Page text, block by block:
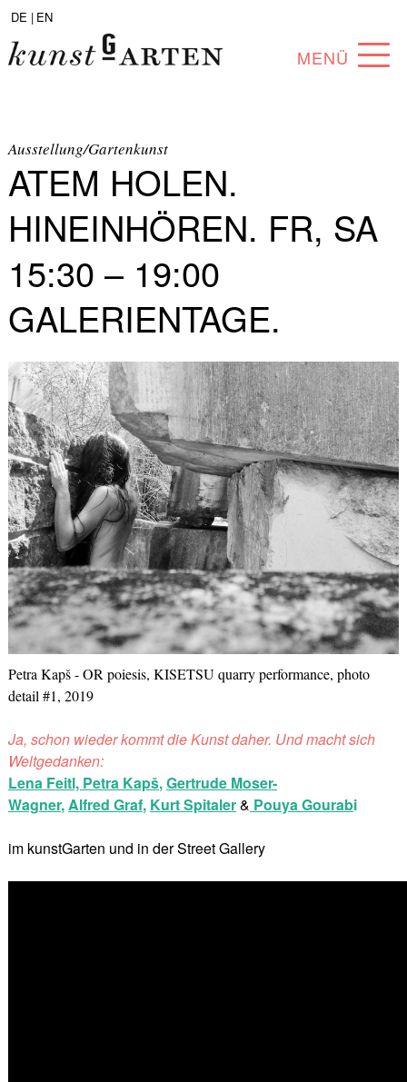
DE | EN
MENÜ
ABOUT
SAMMLUNG
KÜNSTLER*INNEN
PARTNER*INNEN
ANGEBOTE
Ausstellung/Gartenkunst
ATEM HOLEN.
HINEINHÖREN. FR, SA
15:30 – 19:00
GALERIENTAGE.
Petra Kapš - OR poiesis, KISETSU quarry performance, photo
detail #1, 2019
Ja, schon wieder kommt die Kunst daher. Und macht sich
Weltgedanken:
Lena Feitl, Petra Kapš,Gertrude Moser-
Wagner,Alfred Graf, Kurt Spitaler& Pouya Gourabi
im kunstGarten und in der Street Gallery